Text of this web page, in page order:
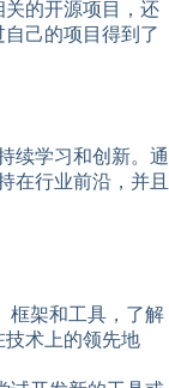
关的开源项目，还
己的项目得到了
续学习和创新。通
在行业前沿，并且
框架和工具，了解
术上的领先地